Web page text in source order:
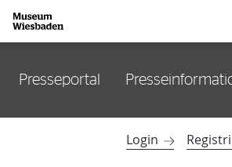
Zur Startseite
Presseportal
Login